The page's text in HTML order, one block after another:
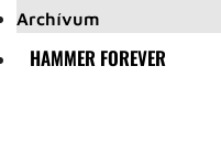
Archívum
HAMMER FOREVER